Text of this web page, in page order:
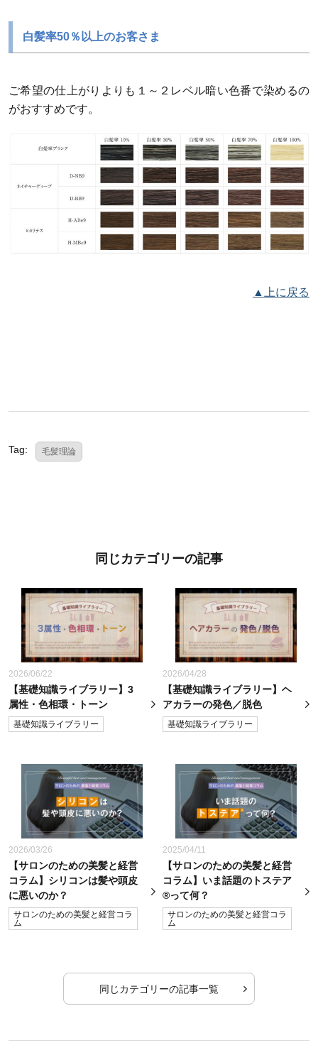
白髪率50％以上のお客さま
ご希望の仕上がりよりも１～２レベル暗い色番で染めるの
がおすすめです。
▲上に戻る
Tag: 毛髪理論
同じカテゴリーの記事
2026/06/22
【基礎知識ライブラリー】3
属性・色相環・トーン
基礎知識ライブラリー
2026/04/28
【基礎知識ライブラリー】ヘ
アカラーの発色／脱色
基礎知識ライブラリー
2026/03/26
【サロンのための美髪と経営
コラム】シリコンは髪や頭皮
に悪いのか？
サロンのための美髪と経営コラ
ム
2025/04/11
【サロンのための美髪と経営
コラム】いま話題のトステア
®って何？
サロンのための美髪と経営コラ
ム
同じカテゴリーの記事一覧